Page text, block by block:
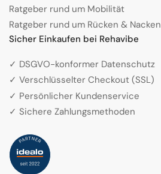
Ratgeber rund um Mobilität
Ratgeber rund um Rücken & Nacken
Sicher Einkaufen bei Rehavibe
✓ DSGVO-konformer Datenschutz
✓ Verschlüsselter Checkout (SSL)
✓ Persönlicher Kundenservice
✓ Sichere Zahlungsmethoden